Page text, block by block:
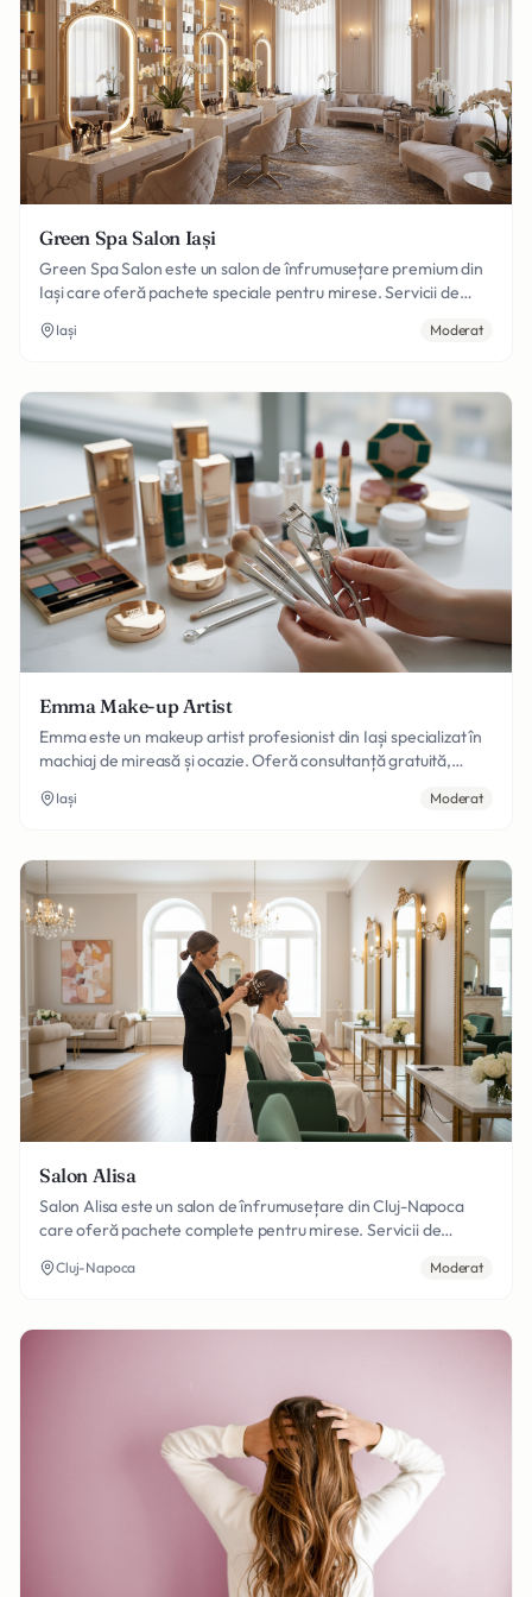
Green Spa Salon Iași
Green Spa Salon este un salon de înfrumusețare premium din
Iași care oferă pachete speciale pentru mirese. Servicii de
a fi perfectă în ziua nunții tale.
Iași Moderat
Emma Make-up Artist
Emma este un makeup artist profesionist din Iași specializat în
machiaj de mireasă și ocazie. Oferă consultanță gratuită,
Experiență vastă în crearea look-urilor perfecte pentru zilele
Iași Moderat
Salon Alisa
Salon Alisa este un salon de înfrumusețare din Cluj-Napoca
care oferă pachete complete pentru mirese. Servicii de
ca mireasa să fie perfectă în ziua cea mare. Disponibil și
Cluj-Napoca Moderat